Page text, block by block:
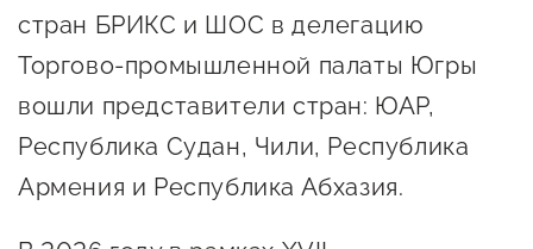
Новости
Онлайн-витрина продукции
Социальные сети "Мой
Бизнес Югра"
стран БРИКС и ШОС в делегацию
Торгово-промышленной палаты Югры
вошли представители стран: ЮАР,
Республика Судан, Чили, Республика
Армения и Республика Абхазия.